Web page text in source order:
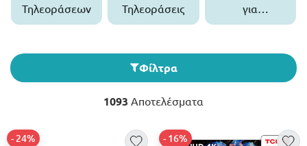
Τηλεοράσεων
Τηλεοράσεις
για
Τηλεοράσεις
Φίλτρα
1093 Αποτελέσματα
- 24% - 16%